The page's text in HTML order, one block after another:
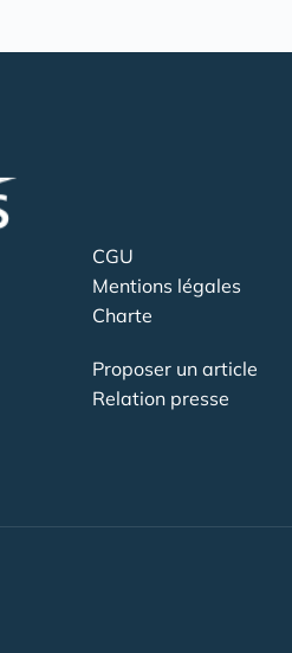
CGU
Mentions légales
Charte
Proposer un article
Relation presse